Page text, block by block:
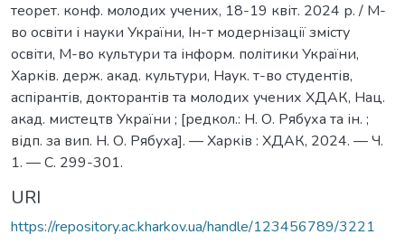
теорет. конф. молодих учених, 18-19 квіт. 2024 р. / М-
во освіти і науки України, Ін-т модернізації змісту
освіти, М-во культури та інформ. політики України,
Харків. держ. акад. культури, Наук. т-во студентів,
аспірантів, докторантів та молодих учених ХДАК, Нац.
акад. мистецтв України ; [редкол.: Н. О. Рябуха та ін. ;
відп. за вип. Н. О. Рябуха]. — Харків : ХДАК, 2024. — Ч.
1. — С. 299-301.
URI
https://repository.ac.kharkov.ua/handle/123456789/3221